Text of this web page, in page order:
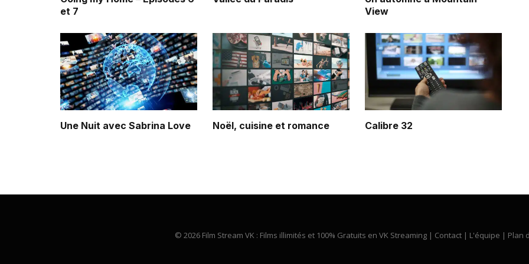
et 7
View
Une Nuit avec Sabrina Love Noël, cuisine et romance Calibre 32
© 2026 Film Stream VK : Films illimités et 100% Gratuits en VK Streaming | Contact | L'équipe | Plan